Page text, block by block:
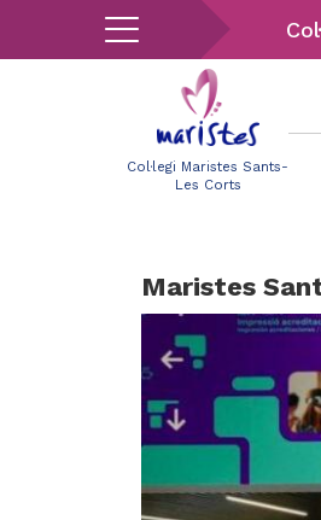
Col·legi Maristes Sants-
Les Corts
Maristes